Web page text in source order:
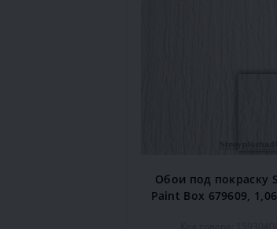
Обои под покраску
Paint Box 679609,